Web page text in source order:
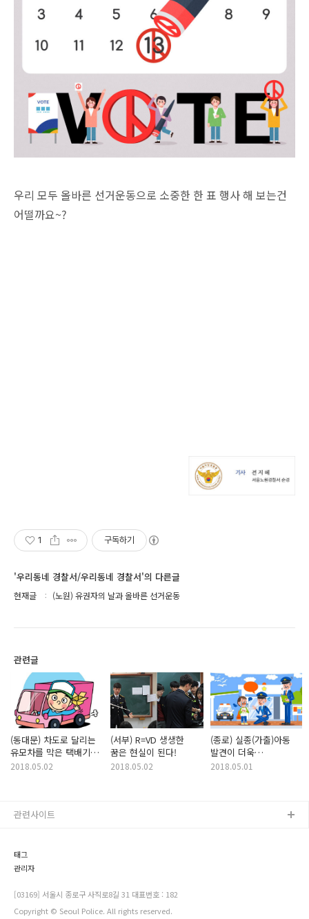
우리 모두 올바른 선거운동으로 소중한 한 표 행사 해 보는건
어떨까요~?
1 구독하기
'우리동네 경찰서/우리동네 경찰서'의 다른글
현재글 (노원) 유권자의 날과 올바른 선거운동
관련글
(동대문) 차도로 달리는
유모차를 막은 택배기사
아저씨의 센스!!
2018.05.02
(서부) R=VD 생생한
꿈은 현실이 된다!
2018.05.02
(종로) 실종(가출)아동
발견이 더욱
신속해집니다!
2018.05.01
태그
관리자
[03169] 서울시 종로구 사직로8길 31 대표번호 : 182
Copyright © Seoul Police. All rights reserved.
관련사이트